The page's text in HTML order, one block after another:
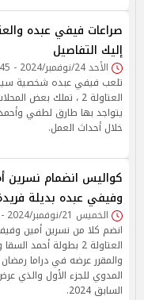
إليك التفاصيل
الأحد 24/نوفمبر/2024 - 03:45 ص
تلعب فيفي عبده شخصية
العتاولة 2 ، تملك
يتواجد بها طارق لطفي
خلال أحداث العمل.
وفيفي عبده بديلة
الخميس 21/نوفمبر/2024 - 11:47 م
انضم كلا من نسرين أمين
العتاولة 2 بطولة
المدوي للجزء الأول والذي
السابق 2024.